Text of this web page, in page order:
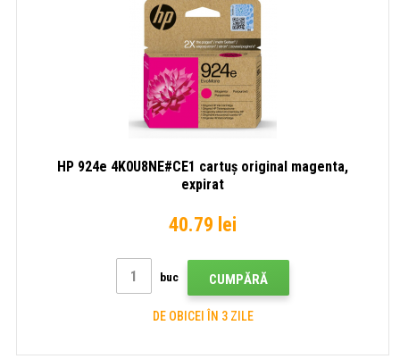
HP 924e 4K0U8NE#CE1 cartuș original magenta,
expirat
40.79 lei
buc CUMPĂRĂ
DE OBICEI ÎN 3 ZILE